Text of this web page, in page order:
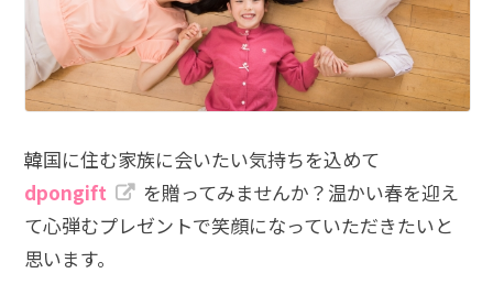
韓国に住む家族に会いたい気持ちを込めて
dpongift
を贈ってみませんか？温かい春を迎え
て心弾むプレゼントで笑顔になっていただきたいと
思います。